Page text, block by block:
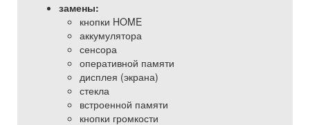
замены:
кнопки HOME
аккумулятора
сенсора
оперативной памяти
дисплея (экрана)
стекла
встроенной памяти
кнопки громкости